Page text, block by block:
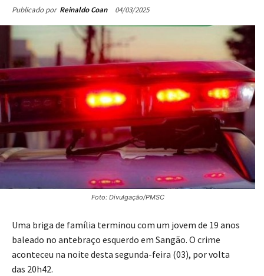
Publicado por Reinaldo Coan 04/03/2025
Foto: Divulgação/PMSC
Uma briga de família terminou com um jovem de 19 anos
baleado no antebraço esquerdo em Sangão. O crime
aconteceu na noite desta segunda-feira (03), por volta
das 20h42.